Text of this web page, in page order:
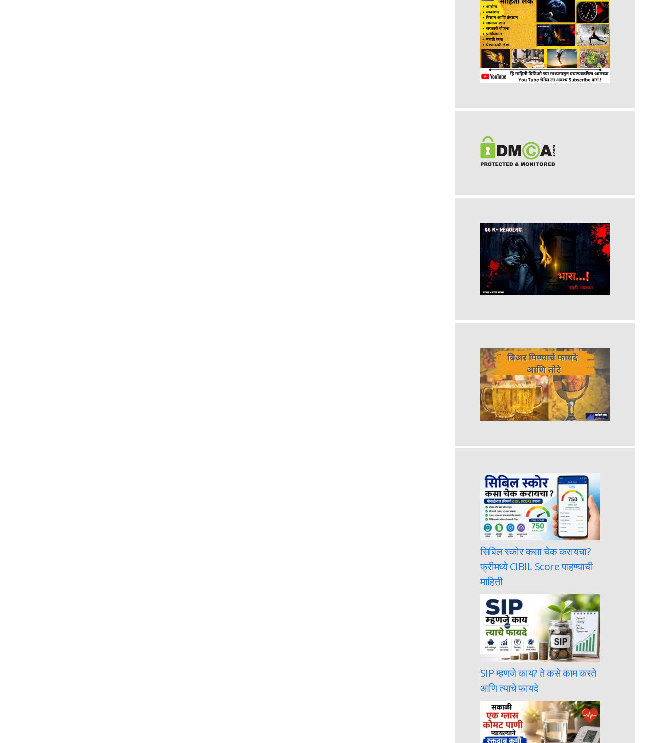
सिबिल स्कोर कसा चेक करायचा?
फ्रीमध्ये CIBIL Score पाहण्याची
माहिती
SIP म्हणजे काय? ते कसे काम करते
आणि त्याचे फायदे